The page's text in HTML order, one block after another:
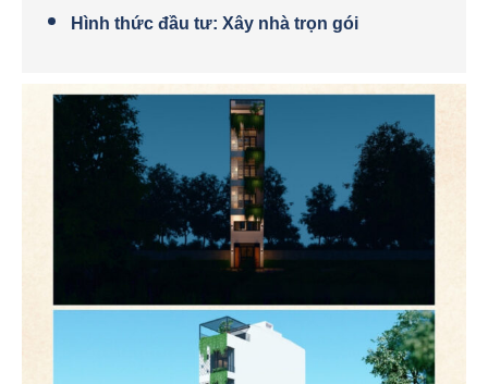
Hình thức đầu tư: Xây nhà trọn gói